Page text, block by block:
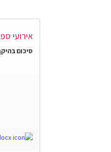
אירועי
סיכום בהיקף 1032